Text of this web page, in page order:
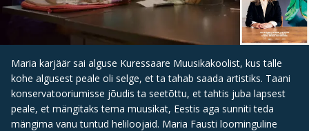
Maria karjäär sai alguse Kuressaare Muusikakoolist, kus talle
kohe algusest peale oli selge, et ta tahab saada artistiks. Taani
konservatooriumisse jõudis ta seetõttu, et tahtis juba lapsest
peale, et mängitaks tema muusikat, Eestis aga sunniti teda
mängima vanu tuntud heliloojaid. Maria Fausti loominguline